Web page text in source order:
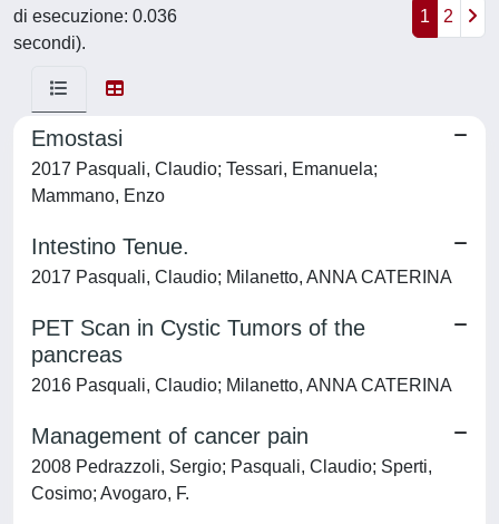
di esecuzione: 0.036
secondi).
1 2
Emostasi
2017 Pasquali, Claudio; Tessari, Emanuela;
Mammano, Enzo
Intestino Tenue.
2017 Pasquali, Claudio; Milanetto, ANNA CATERINA
PET Scan in Cystic Tumors of the
pancreas
2016 Pasquali, Claudio; Milanetto, ANNA CATERINA
Management of cancer pain
2008 Pedrazzoli, Sergio; Pasquali, Claudio; Sperti,
Cosimo; Avogaro, F.